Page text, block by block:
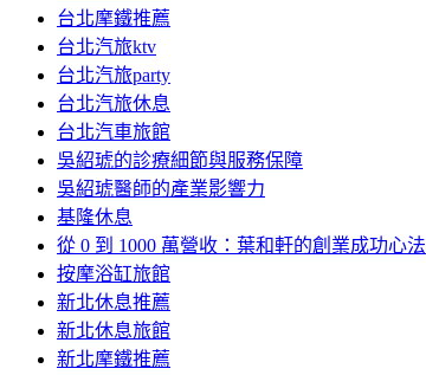
台北摩鐵推薦
台北汽旅ktv
台北汽旅party
台北汽旅休息
台北汽車旅館
吳紹琥的診療細節與服務保障
吳紹琥醫師的產業影響力
基隆休息
從 0 到 1000 萬營收：葉和軒的創業成功心法
按摩浴缸旅館
新北休息推薦
新北休息旅館
新北摩鐵推薦